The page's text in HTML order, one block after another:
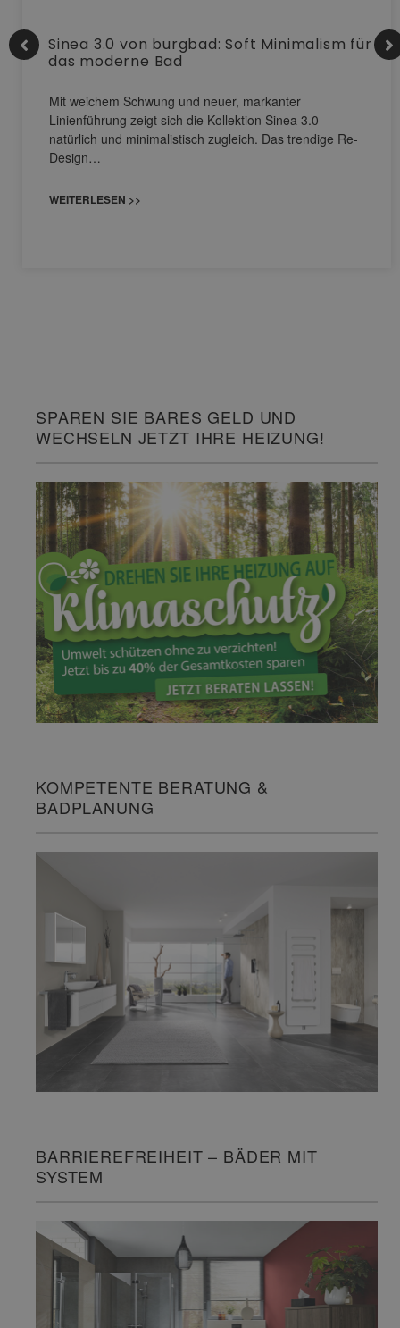
Sinea 3.0 von burgbad: Soft Minimalism für
das moderne Bad
Mit weichem Schwung und neuer, markanter
Linienführung zeigt sich die Kollektion Sinea 3.0
natürlich und minimalistisch zugleich. Das trendige Re-
Design…
WEITERLESEN >>
SPAREN SIE BARES GELD UND
WECHSELN JETZT IHRE HEIZUNG!
KOMPETENTE BERATUNG &
BADPLANUNG
BARRIEREFREIHEIT – BÄDER MIT
SYSTEM